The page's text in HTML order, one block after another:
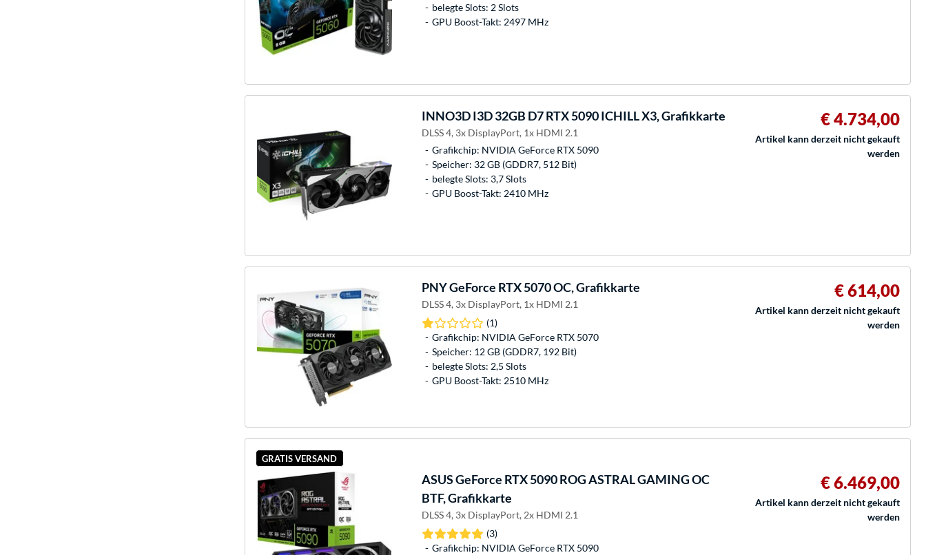
belegte Slots: 2 Slots
GPU Boost-Takt: 2497 MHz
INNO3DI3D 32GB D7 RTX 5090 ICHILL X3, Grafikkarte
DLSS 4, 3x DisplayPort, 1x HDMI 2.1
Grafikchip: NVIDIA GeForce RTX 5090
Speicher: 32 GB (GDDR7, 512 Bit)
belegte Slots: 3,7 Slots
GPU Boost-Takt: 2410 MHz
€ 4.734,00
Artikel kann derzeit nicht gekauft
werden
PNYGeForce RTX 5070 OC, Grafikkarte
DLSS 4, 3x DisplayPort, 1x HDMI 2.1
(1)
Grafikchip: NVIDIA GeForce RTX 5070
Speicher: 12 GB (GDDR7, 192 Bit)
belegte Slots: 2,5 Slots
GPU Boost-Takt: 2510 MHz
€ 614,00
Artikel kann derzeit nicht gekauft
werden
GRATIS VERSAND
ASUSGeForce RTX 5090 ROG ASTRAL GAMING OC
BTF, Grafikkarte
DLSS 4, 3x DisplayPort, 2x HDMI 2.1
(3)
Grafikchip: NVIDIA GeForce RTX 5090
€ 6.469,00
Artikel kann derzeit nicht gekauft
werden